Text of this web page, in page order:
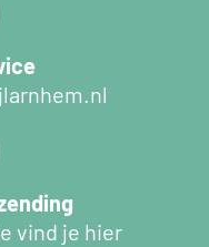
vind je hier